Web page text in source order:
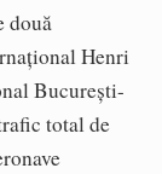
două
Henri
Bucureşti-
total de